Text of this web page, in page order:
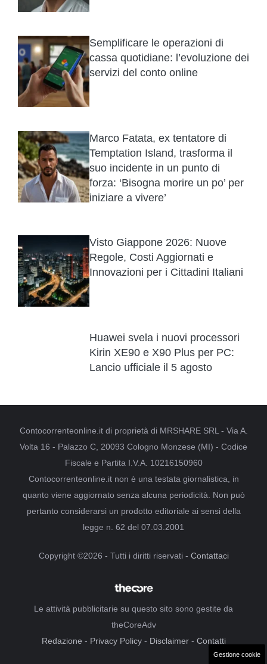
Semplificare le operazioni di
cassa quotidiane: l’evoluzione dei
servizi del conto online
Marco Fatata, ex tentatore di
Temptation Island, trasforma il
suo incidente in un punto di
forza: ‘Bisogna morire un po’ per
iniziare a vivere’
Visto Giappone 2026: Nuove
Regole, Costi Aggiornati e
Innovazioni per i Cittadini Italiani
Huawei svela i nuovi processori
Kirin XE90 e X90 Plus per PC:
Lancio ufficiale il 5 agosto
Contocorrenteonline.it di proprietà di MRSHARE SRL - Via A.
Volta 16 - Palazzo C, 20093 Cologno Monzese (MI) - Codice
Fiscale e Partita I.V.A. 10216150960
Contocorrenteonline.it non è una testata giornalistica, in
quanto viene aggiornato senza alcuna periodicità. Non può
pertanto considerarsi un prodotto editoriale ai sensi della
legge n. 62 del 07.03.2001
Copyright ©2026 - Tutti i diritti riservati - Contattaci
Le attività pubblicitarie su questo sito sono gestite da
theCoreAdv
Redazione - Privacy Policy- Disclaimer- Contatti
Gestione cookie